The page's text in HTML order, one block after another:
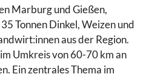
Marburg und Gießen,
Tonnen Dinkel, Weizen und
aus der Region.
Umkreis von 60-70 km an
Ein zentrales Thema im